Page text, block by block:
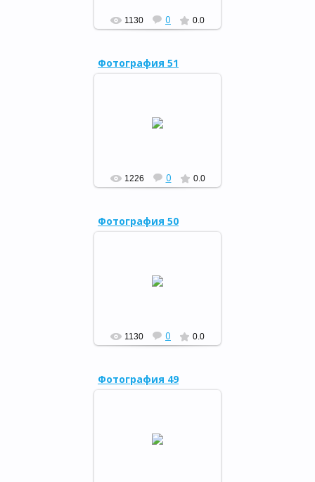
1130 0 0.0
Фотография 51
шали, 13.11.15
1226 0 0.0
Фотография 50
85", 10.11.15
1130 0 0.0
Фотография 49
85", 10.11.15